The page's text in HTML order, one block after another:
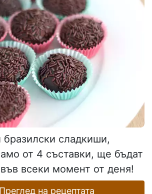
бразилски сладкиши,
от 4 съставки, ще бъдат
всеки момент от деня!
Преглед на рецептата